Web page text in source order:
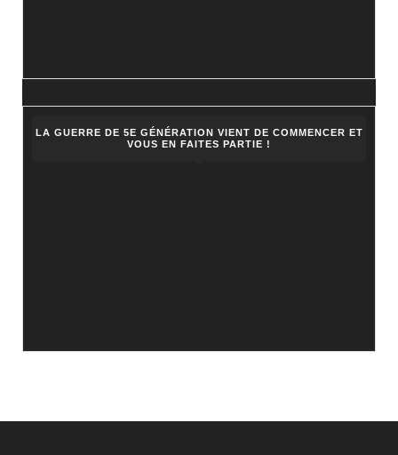
LA GUERRE DE 5E GÉNÉRATION VIENT DE COMMENCER ET
VOUS EN FAITES PARTIE !